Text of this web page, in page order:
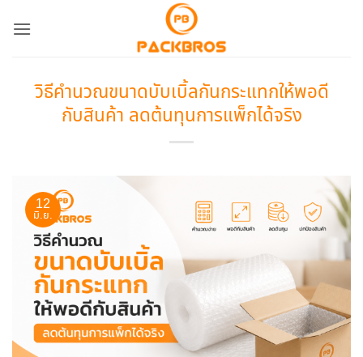
วิธีคำนวณขนาดบับเบิ้ลกันกระแทกให้พอดี
กับสินค้า ลดต้นทุนการแพ็กได้จริง
12
มิ.ย.